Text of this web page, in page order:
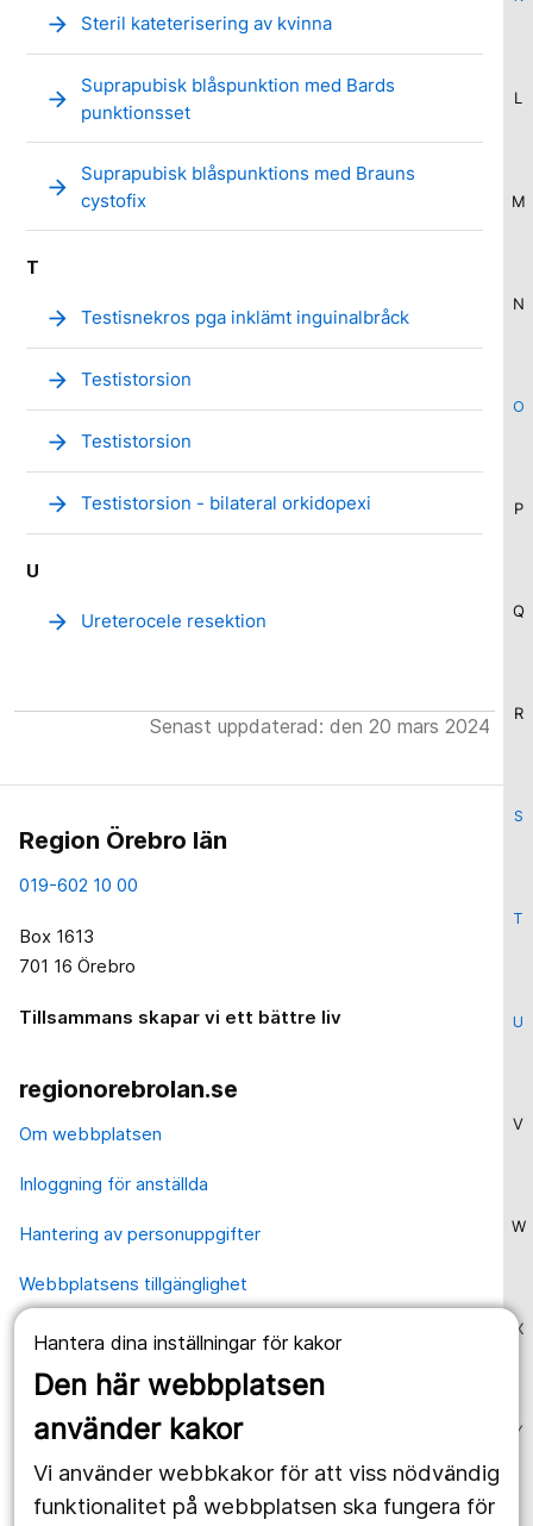
Hantera dina inställningar för kakor
Den här webbplatsen
använder kakor
Vi använder webbkakor för att viss nödvändig
funktionalitet på webbplatsen ska fungera för
L
M
N
O
P
Q
R
S
T
U
V
W
X
Y
arrow_forward Steril kateterisering av kvinna
arrow_forward
Suprapubisk blåspunktion med Bards
punktionsset
arrow_forward
Suprapubisk blåspunktions med Brauns
cystofix
T
arrow_forward Testisnekros pga inklämt inguinalbråck
arrow_forward Testistorsion
arrow_forward Testistorsion
arrow_forward Testistorsion - bilateral orkidopexi
U
arrow_forward Ureterocele resektion
Senast uppdaterad: den 20 mars 2024
Region Örebro län
019-602 10 00
Box 1613
701 16 Örebro
Tillsammans skapar vi ett bättre liv
regionorebrolan.se
Om webbplatsen
Inloggning för anställda
Hantering av personuppgifter
Webbplatsens tillgänglighet
Våra webbplatser
1177.se
Region Örebro län